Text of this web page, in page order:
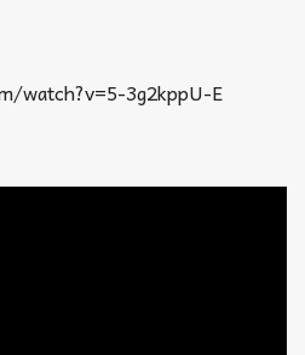
watch?v=5-3g2kppU-E